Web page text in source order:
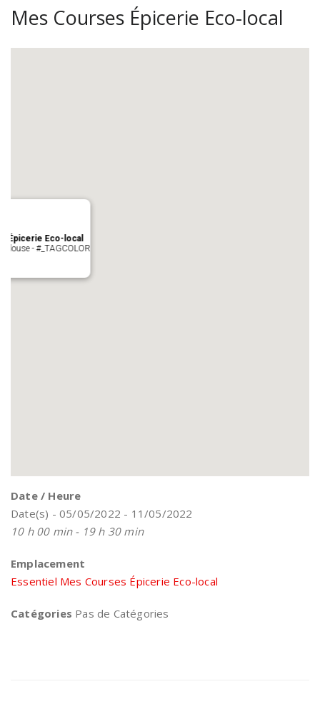
Mes Courses Épicerie Eco-local
Épicerie Eco-local
- #_TAGCOLOR
Date / Heure
Date(s) - 05/05/2022 - 11/05/2022
10 h 00 min - 19 h 30 min
Emplacement
Essentiel Mes Courses Épicerie Eco-local
Catégories Pas de Catégories